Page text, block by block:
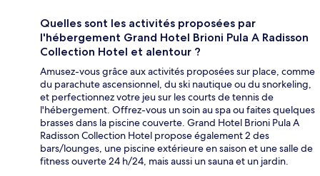
Quelles sont les activités proposées par
l'hébergement Grand Hotel Brioni Pula A Radisson
Collection Hotel et alentour ?
Amusez-vous grâce aux activités proposées sur place, comme
du parachute ascensionnel, du ski nautique ou du snorkeling,
et perfectionnez votre jeu sur les courts de tennis de
l'hébergement. Offrez-vous un soin au spa ou faites quelques
brasses dans la piscine couverte. Grand Hotel Brioni Pula A
Radisson Collection Hotel propose également 2 des
bars/lounges, une piscine extérieure en saison et une salle de
fitness ouverte 24 h/24, mais aussi un sauna et un jardin.